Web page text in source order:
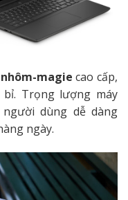
nhôm-magie cao cấp,
bỉ. Trọng lượng máy
dùng dễ dàng
ngày.